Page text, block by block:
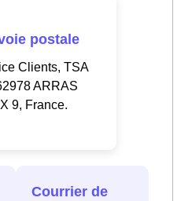
postale
Clients, TSA
ARRAS
9, France.
Courrier de